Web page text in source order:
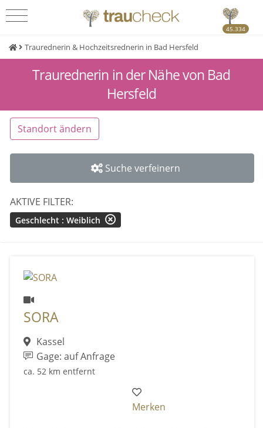
45.334
Traurednerin & Hochzeitsrednerin in Bad Hersfeld
Traurednerin in der Nähe von Bad
Hersfeld
Standort ändern
Suche verfeinern
AKTIVE FILTER:
Geschlecht : Weiblich
SORA
Kassel
Gage: auf Anfrage
ca. 52 km entfernt
Merken